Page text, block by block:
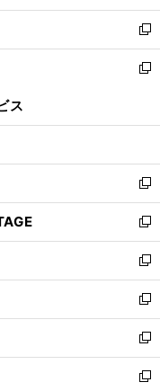
開
く
ウ
で
開
く
ン
ド
ウ
で
ウ
ィ
ン
ド
開
新
し
い
ン
ウ
で
開
く
新
ウ
ン
ド
ウ
で
開
く
ス
新
し
い
ウ
ィ
ン
ド
ウ
で
開
く
新
し
い
ウ
ィ
ン
ド
ウ
で
新
し
い
ウ
ィ
ン
ド
新
し
い
ウ
ィ
新
し
い
新